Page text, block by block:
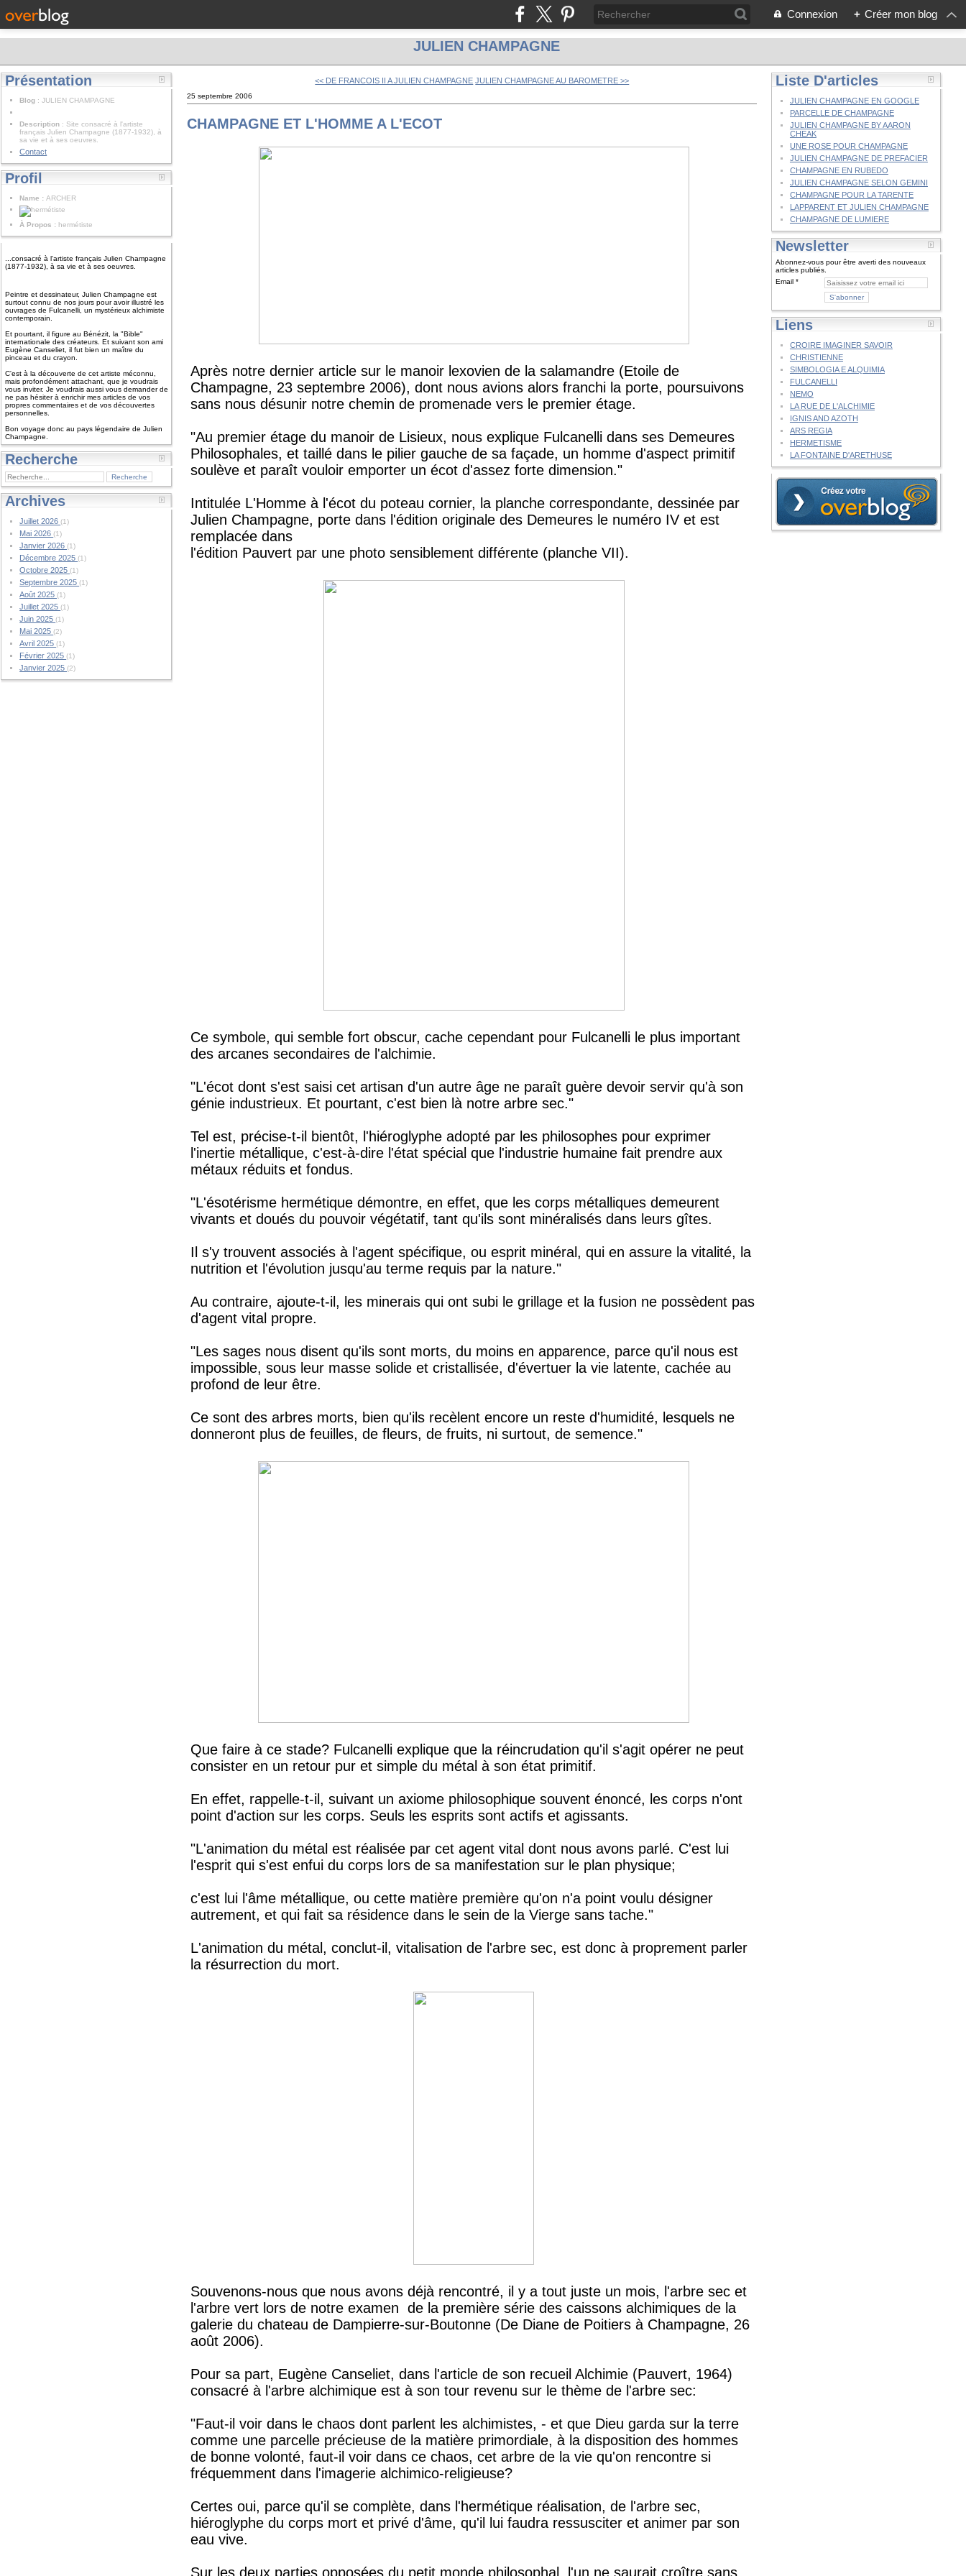
Connexion + Créer mon blog
JULIEN CHAMPAGNE
Présentation
Blog : JULIEN CHAMPAGNE
Description : Site consacré à l'artiste
français Julien Champagne (1877-1932), à
sa vie et à ses oeuvres.
Contact
Profil
Name :ARCHER
À Propos : hermétiste
...consacré à l'artiste français Julien Champagne
(1877-1932), à sa vie et à ses oeuvres.
Peintre et dessinateur, Julien Champagne est
surtout connu de nos jours pour avoir illustré les
ouvrages de Fulcanelli, un mystérieux alchimiste
contemporain.
Et pourtant, il figure au Bénézit, la "Bible"
internationale des créateurs. Et suivant son ami
Eugène Canseliet, il fut bien un maître du
pinceau et du crayon.
C'est à la découverte de cet artiste méconnu,
mais profondément attachant, que je voudrais
vous inviter. Je voudrais aussi vous demander de
ne pas hésiter à enrichir mes articles de vos
propres commentaires et de vos découvertes
personnelles.
Bon voyage donc au pays légendaire de Julien
Champagne.
Recherche
Archives
Juillet 2026(1)
Mai 2026(1)
Janvier 2026(1)
Décembre 2025(1)
Octobre 2025(1)
Septembre 2025(1)
Août 2025(1)
Juillet 2025(1)
Juin 2025(1)
Mai 2025(2)
Avril 2025(1)
Février 2025(1)
Janvier 2025(2)
<< DE FRANCOIS II A JULIEN CHAMPAGNE JULIEN CHAMPAGNE AU BAROMETRE >>
25 septembre 2006
CHAMPAGNE ET L'HOMME A L'ECOT
Après notre dernier article sur le manoir lexovien de la salamandre (Etoile de
Champagne, 23 septembre 2006), dont nous avions alors franchi la porte, poursuivons
sans nous désunir notre chemin de promenade vers le premier étage.
"Au premier étage du manoir de Lisieux, nous explique Fulcanelli dans ses Demeures
Philosophales, et taillé dans le pilier gauche de sa façade, un homme d'aspect primitif
soulève et paraît vouloir emporter un écot d'assez forte dimension."
Intitulée L'Homme à l'écot du poteau cornier, la planche correspondante, dessinée par
Julien Champagne, porte dans l'édition originale des Demeures le numéro IV et est
remplacée dans
l'édition Pauvert par une photo sensiblement différente (planche VII).
Ce symbole, qui semble fort obscur, cache cependant pour Fulcanelli le plus important
des arcanes secondaires de l'alchimie.
"L'écot dont s'est saisi cet artisan d'un autre âge ne paraît guère devoir servir qu'à son
génie industrieux. Et pourtant, c'est bien là notre arbre sec."
Tel est, précise-t-il bientôt, l'hiéroglyphe adopté par les philosophes pour exprimer
l'inertie métallique, c'est-à-dire l'état spécial que l'industrie humaine fait prendre aux
métaux réduits et fondus.
"L'ésotérisme hermétique démontre, en effet, que les corps métalliques demeurent
vivants et doués du pouvoir végétatif, tant qu'ils sont minéralisés dans leurs gîtes.
Il s'y trouvent associés à l'agent spécifique, ou esprit minéral, qui en assure la vitalité, la
nutrition et l'évolution jusqu'au terme requis par la nature."
Au contraire, ajoute-t-il, les minerais qui ont subi le grillage et la fusion ne possèdent pas
d'agent vital propre.
"Les sages nous disent qu'ils sont morts, du moins en apparence, parce qu'il nous est
impossible, sous leur masse solide et cristallisée, d'évertuer la vie latente, cachée au
profond de leur être.
Ce sont des arbres morts, bien qu'ils recèlent encore un reste d'humidité, lesquels ne
donneront plus de feuilles, de fleurs, de fruits, ni surtout, de semence."
Que faire à ce stade? Fulcanelli explique que la réincrudation qu'il s'agit opérer ne peut
consister en un retour pur et simple du métal à son état primitif.
En effet, rappelle-t-il, suivant un axiome philosophique souvent énoncé, les corps n'ont
point d'action sur les corps. Seuls les esprits sont actifs et agissants.
"L'animation du métal est réalisée par cet agent vital dont nous avons parlé. C'est lui
l'esprit qui s'est enfui du corps lors de sa manifestation sur le plan physique;
c'est lui l'âme métallique, ou cette matière première qu'on n'a point voulu désigner
autrement, et qui fait sa résidence dans le sein de la Vierge sans tache."
L'animation du métal, conclut-il, vitalisation de l'arbre sec, est donc à proprement parler
la résurrection du mort.
Souvenons-nous que nous avons déjà rencontré, il y a tout juste un mois, l'arbre sec et
l'arbre vert lors de notre examen de la première série des caissons alchimiques de la
galerie du chateau de Dampierre-sur-Boutonne (De Diane de Poitiers à Champagne, 26
août 2006).
Pour sa part, Eugène Canseliet, dans l'article de son recueil Alchimie (Pauvert, 1964)
consacré à l'arbre alchimique est à son tour revenu sur le thème de l'arbre sec:
"Faut-il voir dans le chaos dont parlent les alchimistes, - et que Dieu garda sur la terre
comme une parcelle précieuse de la matière primordiale, à la disposition des hommes
de bonne volonté, faut-il voir dans ce chaos, cet arbre de la vie qu'on rencontre si
fréquemment dans l'imagerie alchimico-religieuse?
Certes oui, parce qu'il se complète, dans l'hermétique réalisation, de l'arbre sec,
hiéroglyphe du corps mort et privé d'âme, qu'il lui faudra ressusciter et animer par son
eau vive.
Sur les deux parties opposées du petit monde philosophal, l'un ne saurait croître sans
Liste D'articles
JULIEN CHAMPAGNE EN GOOGLE
PARCELLE DE CHAMPAGNE
JULIEN CHAMPAGNE BY AARON
CHEAK
UNE ROSE POUR CHAMPAGNE
JULIEN CHAMPAGNE DE PREFACIER
CHAMPAGNE EN RUBEDO
JULIEN CHAMPAGNE SELON GEMINI
CHAMPAGNE POUR LA TARENTE
LAPPARENT ET JULIEN CHAMPAGNE
CHAMPAGNE DE LUMIERE
Newsletter
Abonnez-vous pour être averti des nouveaux
articles publiés.
Email
Liens
CROIRE IMAGINER SAVOIR
CHRISTIENNE
SIMBOLOGIA E ALQUIMIA
FULCANELLI
NEMO
LA RUE DE L'ALCHIMIE
IGNIS AND AZOTH
ARS REGIA
HERMETISME
LA FONTAINE D'ARETHUSE